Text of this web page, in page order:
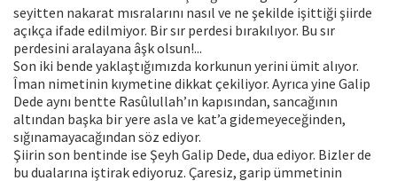
seyitten nakarat mısralarını nasıl ve ne şekilde işittiği şiirde
açıkça ifade edilmiyor. Bir sır perdesi bırakılıyor. Bu sır
perdesini aralayana âşk olsun!...
Son iki bende yaklaştığımızda korkunun yerini ümit alıyor.
Îman nimetinin kıymetine dikkat çekiliyor. Ayrıca yine Galip
Dede aynı bentte Rasûlullah’ın kapısından, sancağının
altından başka bir yere asla ve kat’a gidemeyeceğinden,
sığınamayacağından söz ediyor.
Şiirin son bentinde ise Şeyh Galip Dede, dua ediyor. Bizler de
bu dualarına iştirak ediyoruz. Çaresiz, garip ümmetinin